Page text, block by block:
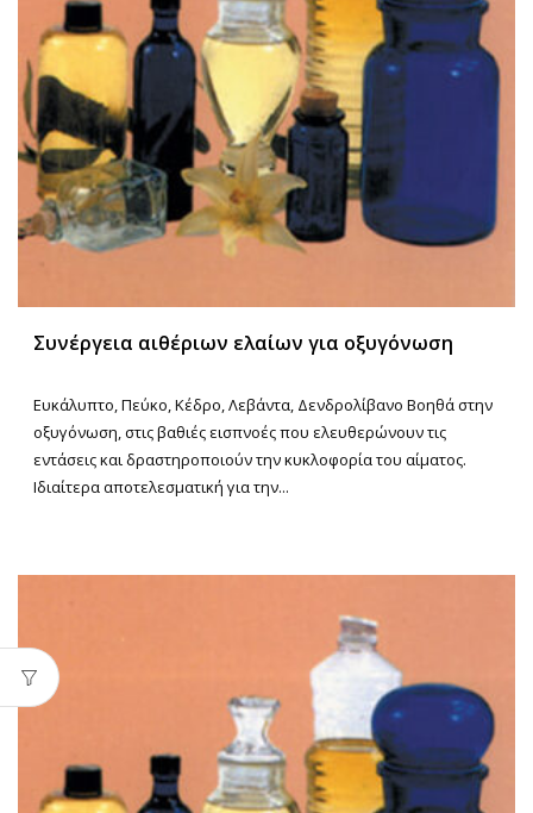
Συνέργεια αιθέριων ελαίων για οξυγόνωση
Ευκάλυπτο, Πεύκο, Κέδρο, Λεβάντα, Δενδρολίβανο Βοηθά στην
οξυγόνωση, στις βαθιές εισπνοές που ελευθερώνουν τις
εντάσεις και δραστηροποιούν την κυκλοφορία του αίματος.
Ιδιαίτερα αποτελεσματική για την...